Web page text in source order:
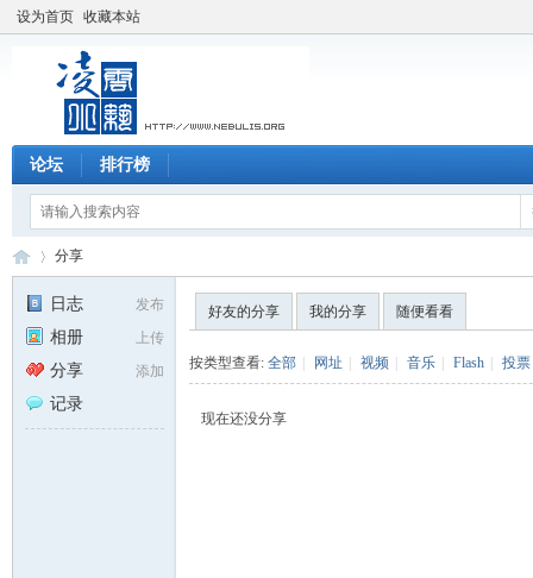
设为首页 收藏本站
论坛 排行榜
分享
发布
日志
上传
相册
添加
分享
记录
好友的分享 我的分享 随便看看
按类型查看: 全部 网址 视频 音乐 Flash 投票
现在还没分享